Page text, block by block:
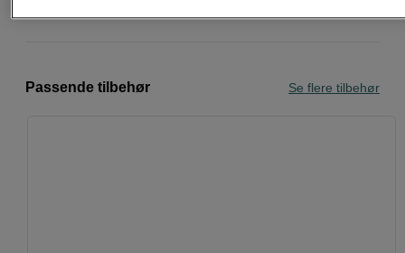
Passende tilbehør Se flere tilbehør